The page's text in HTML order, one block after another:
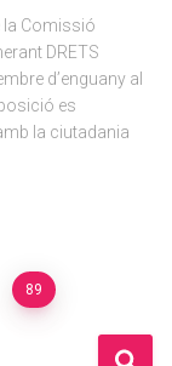
la Comissió
DRETS
d’enguany al
es
la ciutadania
89